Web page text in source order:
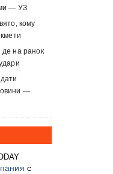
— УЗ
кому
де на ранок
—
с